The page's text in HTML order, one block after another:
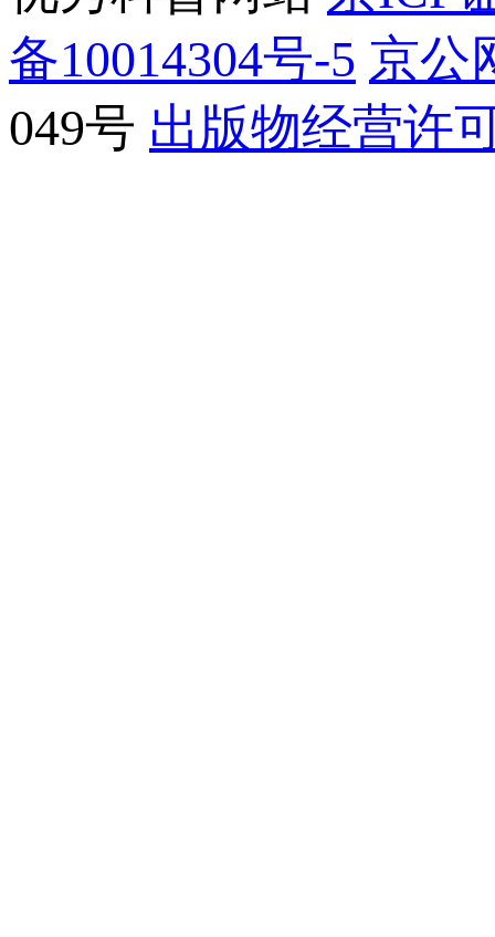
备10014304号-5 京公
049号 出版物经营许